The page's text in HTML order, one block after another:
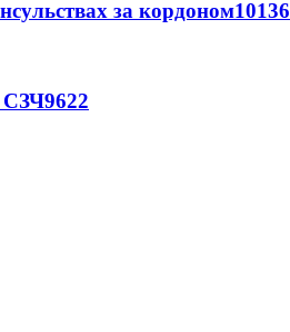
за кордоном10136
СЗЧ9622